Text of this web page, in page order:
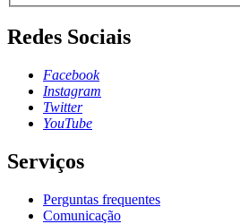
Redes Sociais
Facebook
Instagram
Twitter
YouTube
Serviços
Perguntas frequentes
Comunicação